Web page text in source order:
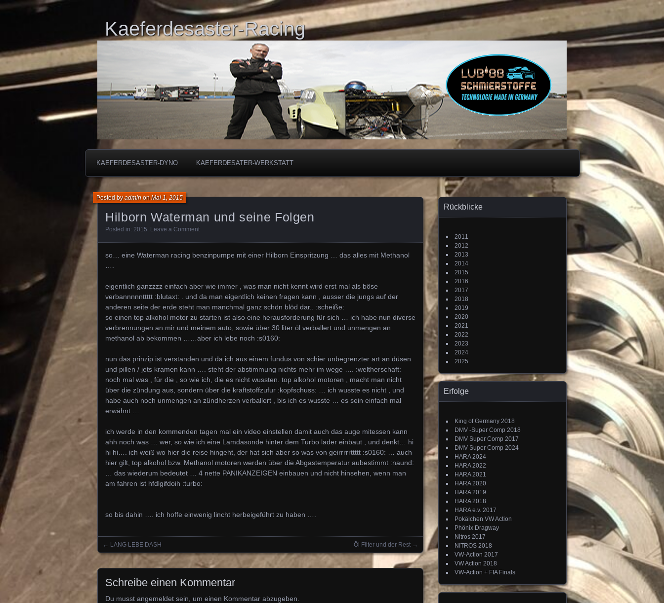
Kaeferdesaster-Racing
KAEFERDESASTER-DYNO KAEFERDESATER-WERKSTATT
Hilborn Waterman und seine Folgen
Posted byadminonMai 1, 2015
Posted in: 2015. Leave a Comment
so… eine Waterman racing benzinpumpe mit einer Hilborn Einspritzung … das alles mit Methanol
eigentlich ganzzzz einfach aber wie immer , was man nicht kennt wird erst mal als böse
verbannnnnttttt :blutaxt: . und da man eigentlich keinen fragen kann , ausser die jungs auf der
anderen seite der erde steht man manchmal ganz schön blöd dar.. :scheiße:
so einen top alkohol motor zu starten ist also eine herausforderung für sich … ich habe nun diverse
verbrennungen an mir und meinem auto, sowie über 30 liter öl verballert und unmengen an
methanol ab bekommen ……aber ich lebe noch :s0160:
nun das prinzip ist verstanden und da ich aus einem fundus von schier unbegrenzter art an düsen
und pillen / jets kramen kann …. steht der abstimmung nichts mehr im wege …. :weltherschaft:
noch mal was , für die , so wie ich, die es nicht wussten. top alkohol motoren , macht man nicht
über die zündung aus, sondern über die kraftstoffzufur :kopfschuss: … ich wusste es nicht , und
habe auch noch unmengen an zündherzen verballert , bis ich es wusste … es sein einfach mal
erwähnt …
ich werde in den kommenden tagen mal ein video einstellen damit auch das auge mitessen kann
ahh noch was … wer, so wie ich eine Lamdasonde hinter dem Turbo lader einbaut , und denkt… hi
hi hi…. ich weiß wo hier die reise hingeht, der hat sich aber so was von geirrrrrttttt :s0160: … auch
hier gilt, top alkohol bzw. Methanol motoren werden über die Abgastemperatur aubestimmt :naund:
… das wiederum bedeutet … 4 nette PANIKANZEIGEN einbauen und nicht hinsehen, wenn man
am fahren ist hfdlgifdoih :turbo:
so bis dahin …. ich hoffe einwenig lincht herbeigeführt zu haben ….
Posts navigation
← LANG LEBE DASH Öl Filter und der Rest →
Schreibe einen Kommentar
Du musst angemeldet sein, um einen Kommentar abzugeben.
Rückblicke
2011
2012
2013
2014
2015
2016
2017
2018
2019
2020
2021
2022
2023
2024
2025
Erfolge
King of Germany 2018
DMV -Super Comp 2018
DMV Super Comp 2017
DMV Super Comp 2024
HARA 2024
HARA 2022
HARA 2021
HARA 2020
HARA 2019
HARA 2018
HARA e.v. 2017
Pokälchen VW Action
Phönix Dragway
Nitros 2017
NITROS 2018
VW-Action 2017
VW Action 2018
VW-Action + FIA Finals